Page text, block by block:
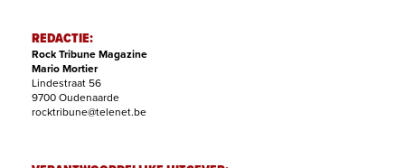
REDACTIE:
Rock Tribune Magazine
Mario Mortier
Lindestraat 56
9700 Oudenaarde
rocktribune@telenet.be